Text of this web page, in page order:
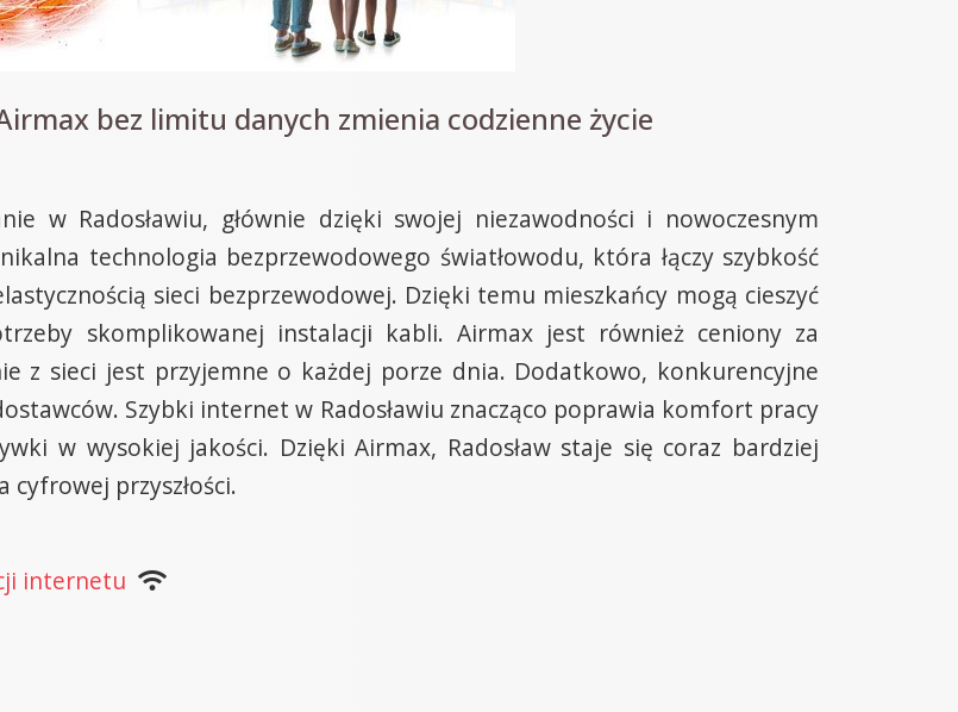
bez limitu danych zmienia codzienne życie
w Radosławiu, głównie dzięki swojej niezawodności i nowoczesnym
technologia bezprzewodowego światłowodu, która łączy szybkość
sieci bezprzewodowej. Dzięki temu mieszkańcy mogą cieszyć
skomplikowanej instalacji kabli. Airmax jest również ceniony za
z sieci jest przyjemne o każdej porze dnia. Dodatkowo, konkurencyjne
Szybki internet w Radosławiu znacząco poprawia komfort pracy
w wysokiej jakości. Dzięki Airmax, Radosław staje się coraz bardziej
przyszłości.
internetu